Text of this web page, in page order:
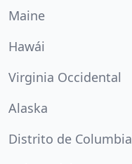
Maine
Hawái
Virginia Occidental
Alaska
Distrito de Columbia